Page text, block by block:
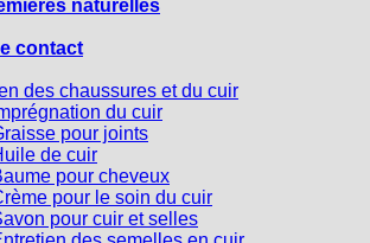
naturelles
contact
des chaussures et du cuir
du cuir
pour joints
de cuir
pour cheveux
pour le soin du cuir
pour cuir et selles